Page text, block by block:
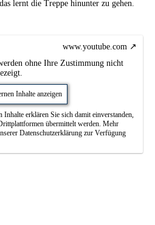
lernt die Treppe hinunter zu gehen.
www.youtube.com
ohne Ihre Zustimmung nicht
Inhalte anzeigen
erklären Sie sich damit einverstanden,
übermittelt werden. Mehr
Datenschutzerklärung zur Verfügung